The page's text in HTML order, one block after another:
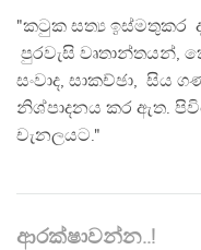
"කටුක සත්‍ය ඉස්මතුකර
පුරවැසි වෘතාන්තයන්,
සංවාද, සාකච්ඡා, සිය
නිශ්පාදනය කර ඇත.
චැනලයට."
ආරක්ෂාවන්න..!